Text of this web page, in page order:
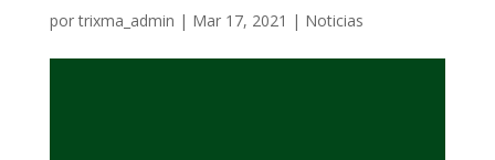
portrixma_admin | Mar 17, 2021 | Noticias